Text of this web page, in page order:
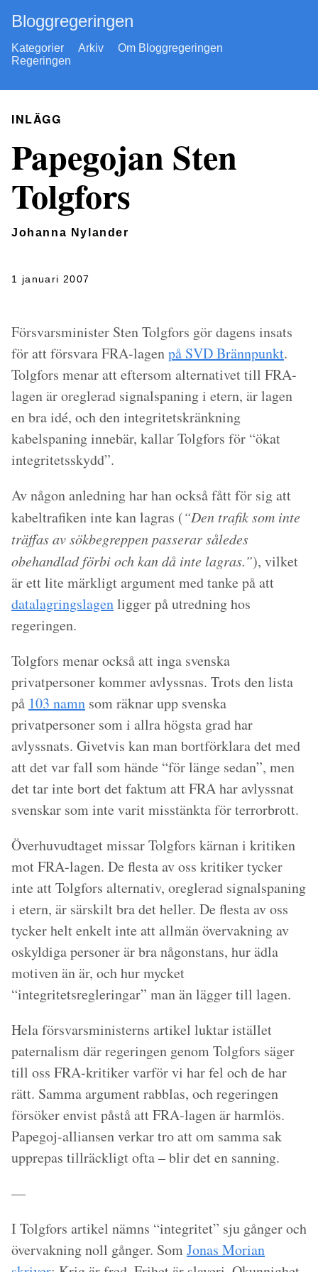
Bloggregeringen
Kategorier Arkiv
Om Bloggregeringen
Regeringen
INLÄGG
Papegojan Sten
Tolgfors
Johanna Nylander
1 januari 2007
Försvarsminister Sten Tolgfors gör dagens insats
för att försvara FRA-lagenpå SVD Brännpunkt.
Tolgfors menar att eftersom alternativet till FRA-
lagen är oreglerad signalspaning i etern, är lagen
en bra idé, och den integritetskränkning
kabelspaning innebär, kallar Tolgfors för “ökat
integritetsskydd”.
Av någon anledning har han också fått för sig att
kabeltrafiken inte kan lagras (“Den trafik som inte
träffas av sökbegreppen passerar således
obehandlad förbi och kan då inte lagras.”), vilket
är ett lite märkligt argument med tanke på att
datalagringslagenligger på utredning hos
regeringen.
Tolgfors menar också att inga svenska
privatpersoner kommer avlyssnas. Trots den lista
på 103 namn som räknar upp svenska
privatpersoner som i allra högsta grad har
avlyssnats. Givetvis kan man bortförklara det med
att det var fall som hände “för länge sedan”, men
det tar inte bort det faktum att FRA har avlyssnat
svenskar som inte varit misstänkta för terrorbrott.
Överhuvudtaget missar Tolgfors kärnan i kritiken
mot FRA-lagen. De flesta av oss kritiker tycker
inte att Tolgfors alternativ, oreglerad signalspaning
i etern, är särskilt bra det heller. De flesta av oss
tycker helt enkelt inte att allmän övervakning av
oskyldiga personer är bra någonstans, hur ädla
motiven än är, och hur mycket
“integritetsregleringar” man än lägger till lagen.
Hela försvarsministerns artikel luktar istället
paternalism där regeringen genom Tolgfors säger
till oss FRA-kritiker varför vi har fel och de har
rätt. Samma argument rabblas, och regeringen
försöker envist påstå att FRA-lagen är harmlös.
Papegoj-alliansen verkar tro att om samma sak
upprepas tillräckligt ofta – blir det en sanning.
—
I Tolgfors artikel nämns “integritet” sju gånger och
övervakning noll gånger. SomJonas Morian